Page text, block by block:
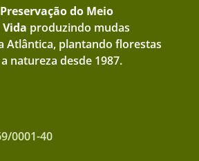
do Meio
produzindo mudas
Atlântica, plantando florestas
natureza desde 1987.
0001-40